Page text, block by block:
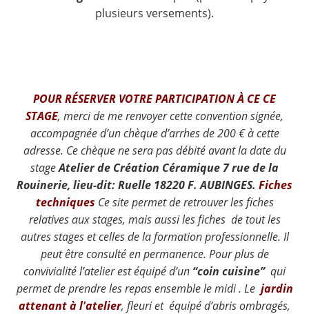
plusieurs versements).
POUR RÉSERVER VOTRE PARTICIPATION À CE CE
STAGE, merci de me renvoyer cette convention signée,
accompagnée d’un chèque d’arrhes de 200 € à cette
adresse. Ce chèque ne sera pas débité avant la date du
stageAtelier de Création Céramique 7 rue de la
Rouinerie, lieu-dit: Ruelle 18220 F. AUBINGES. Fiches
techniques Ce site permet de retrouver les fiches
relatives aux stages, mais aussi les fiches de tout les
autres stages et celles de la formation professionnelle. Il
peut être consulté en permanence. Pour plus de
convivialité l’atelier est équipé d’un “coin cuisine”qui
permet de prendre les repas ensemble le midi . Le jardin
attenant à l'atelier, fleuri et équipé d’abris ombragés,